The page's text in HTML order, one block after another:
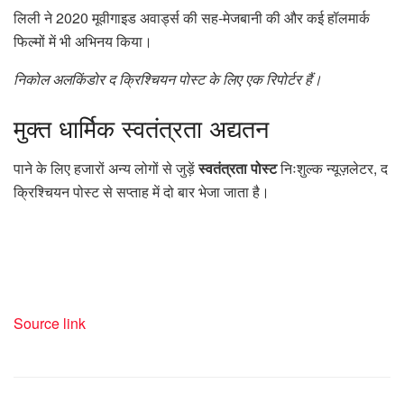
लिली ने 2020 मूवीगाइड अवार्ड्स की सह-मेजबानी की और कई हॉलमार्क
फिल्मों में भी अभिनय किया।
निकोल अलकिंडोर द क्रिश्चियन पोस्ट के लिए एक रिपोर्टर हैं।
मुक्तधार्मिक स्वतंत्रता अद्यतन
पाने के लिए हजारों अन्य लोगों से जुड़ेंस्वतंत्रता पोस्टनिःशुल्क न्यूज़लेटर, द
क्रिश्चियन पोस्ट से सप्ताह में दो बार भेजा जाता है।
Source link